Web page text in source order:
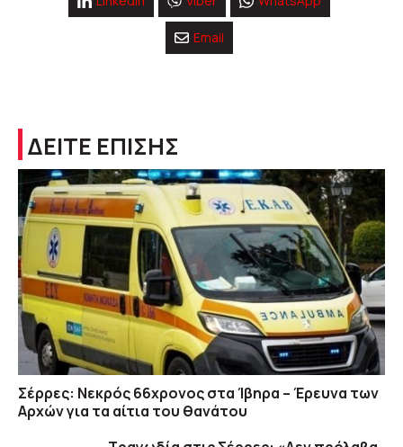
Email
ΔΕΙΤΕ ΕΠΙΣΗΣ
Σέρρες: Νεκρός 66χρονος στα Ίβηρα – Έρευνα των
Αρχών για τα αίτια του θανάτου